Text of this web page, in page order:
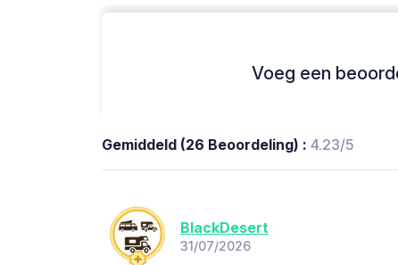
Voeg een
Gemiddeld (26 Beoordeling) : 4.23/5
BlackDesert
31/07/2026